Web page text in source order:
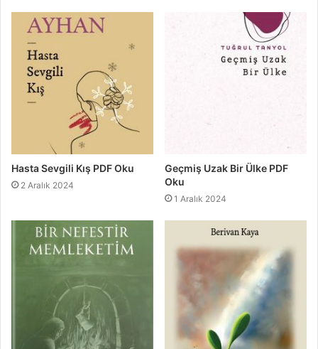
Hasta Sevgili Kış PDF Oku
2 Aralık 2024
Geçmiş Uzak Bir Ülke PDF
Oku
1 Aralık 2024